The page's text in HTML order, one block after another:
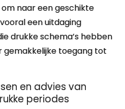
naar een geschikte
een uitdaging
drukke schema’s hebben
gemakkelijke toegang tot
en advies van
periodes